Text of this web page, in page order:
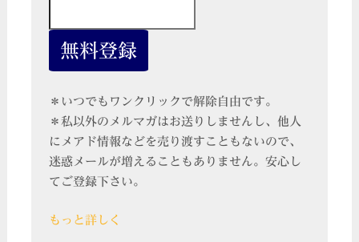
＊いつでもワンクリックで解除自由です。
＊私以外のメルマガはお送りしませんし、他人
にメアド情報などを売り渡すこともないので、
迷惑メールが増えることもありません。安心し
てご登録下さい。
もっと詳しく